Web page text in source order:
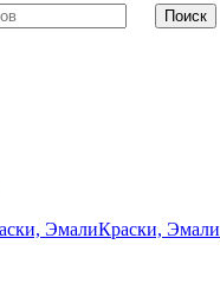
Поиск
Краски, Эмали